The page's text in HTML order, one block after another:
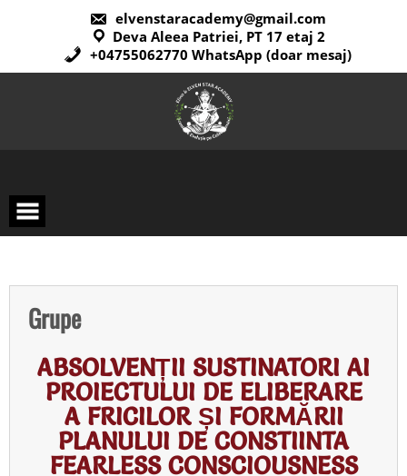
elvenstaracademy@gmail.com
Deva Aleea Patriei, PT 17 etaj 2
+04755062770 WhatsApp (doar mesaj)
Grupe
ABSOLVENȚII SUSTINATORI AI
PROIECTULUI DE ELIBERARE
A FRICILOR ȘI FORMĂRII
PLANULUI DE CONSTIINTA
FEARLESS CONSCIOUSNESS